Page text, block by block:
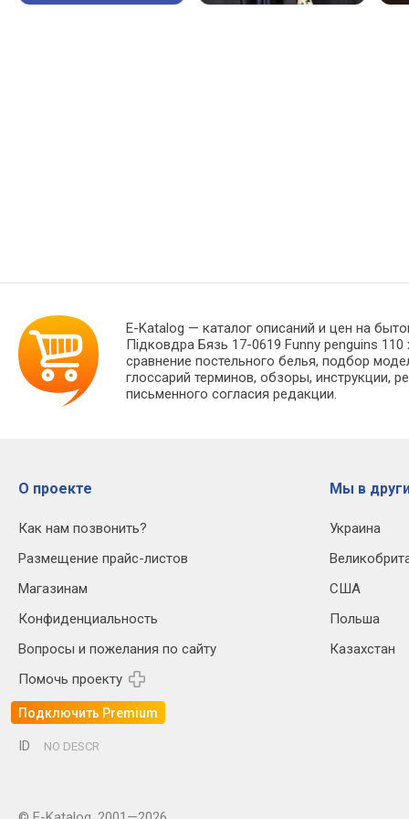
E-Katalog — каталог описаний и цен на
Підковдра Бязь 17-0619 Funny penguins
сравнение постельного белья, подбор
глоссарий терминов, обзоры, инструкции,
письменного согласия редакции.
О проекте
Как нам позвонить?
Размещение прайс-листов
Магазинам
Конфиденциальность
Вопросы и пожелания по сайту
Помочь проекту
Подключить Premium
Мы в
Украина
США
Польша
Казахстан
ID NO DESCR